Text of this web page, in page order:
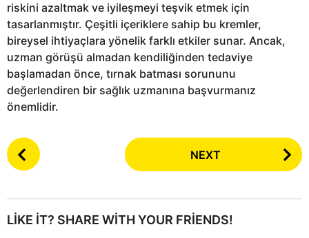
riskini azaltmak ve iyileşmeyi teşvik etmek için
tasarlanmıştır. Çeşitli içeriklere sahip bu kremler,
bireysel ihtiyaçlara yönelik farklı etkiler sunar. Ancak,
uzman görüşü almadan kendiliğinden tedaviye
başlamadan önce, tırnak batması sorununu
değerlendiren bir sağlık uzmanına başvurmanız
önemlidir.
P
o
P
NEXT
LIKE IT? SHARE WITH YOUR FRIENDS!